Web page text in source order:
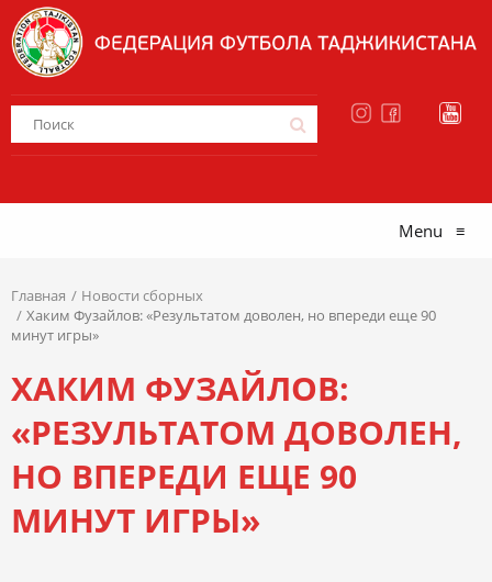
Menu ≡
Главная
Новости сборных
Хаким Фузайлов: «Результатом доволен, но впереди еще 90
минут игры»
ХАКИМ ФУЗАЙЛОВ:
«РЕЗУЛЬТАТОМ ДОВОЛЕН,
НО ВПЕРЕДИ ЕЩЕ 90
МИНУТ ИГРЫ»